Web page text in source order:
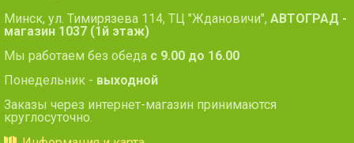
Минск, ул. Тимирязева 114, ТЦ "Ждановичи", АВТОГРАД -
магазин 1037 (1й этаж)
Мы работаем без обеда с 9.00 до 16.00
Понедельник - выходной
Заказы через интернет-магазин принимаются
круглосуточно.